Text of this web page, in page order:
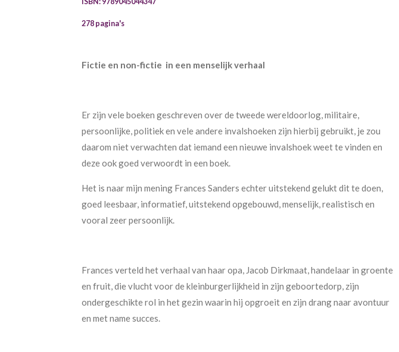
278 pagina's
Fictie en non-fictie in een menselijk verhaal
Er zijn vele boeken geschreven over de tweede wereldoorlog, militaire,
persoonlijke, politiek en vele andere invalshoeken zijn hierbij gebruikt, je zou
daarom niet verwachten dat iemand een nieuwe invalshoek weet te vinden en
deze ook goed verwoordt in een boek.
Het is naar mijn mening Frances Sanders echter uitstekend gelukt dit te doen,
goed leesbaar, informatief, uitstekend opgebouwd, menselijk, realistisch en
vooral zeer persoonlijk.
Frances verteld het verhaal van haar opa, Jacob Dirkmaat, handelaar in groente
en fruit, die vlucht voor de kleinburgerlijkheid in zijn geboortedorp, zijn
ondergeschikte rol in het gezin waarin hij opgroeit en zijn drang naar avontuur
en met name succes.